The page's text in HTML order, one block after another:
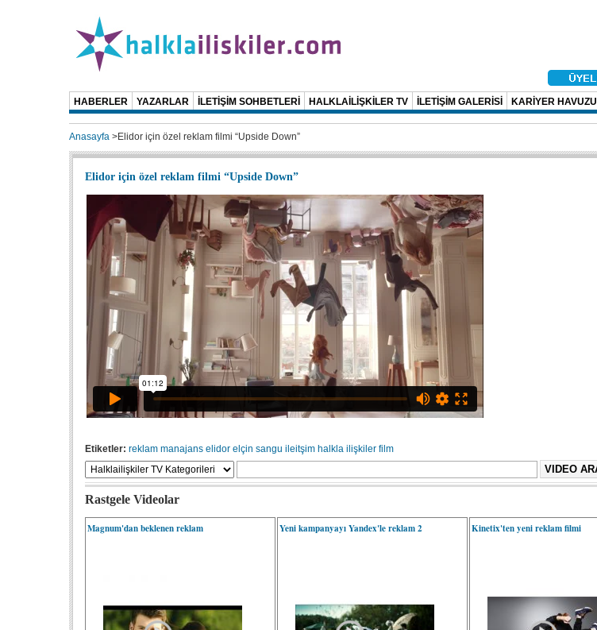
HABERLER YAZARLAR İLETİŞİM SOHBETLERİ HALKLAİLİŞKİLER TV İLETİŞİM GALERİSİ KARİYER HAVUZU
Anasayfa >Elidor için özel reklam filmi “Upside Down”
Elidor için özel reklam filmi “Upside Down”
Etiketler: reklam manajans elidor elçin sangu ileitşim halkla ilişkiler film
Rastgele Videolar
Magnum'dan beklenen reklam Yeni kampanyayı Yandex'le reklam 2 Kinetix'ten yeni reklam filmi